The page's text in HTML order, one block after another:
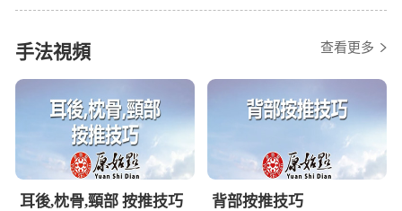
手法視頻 查看更多
耳後,枕骨,頸部 按推技巧 背部按推技巧